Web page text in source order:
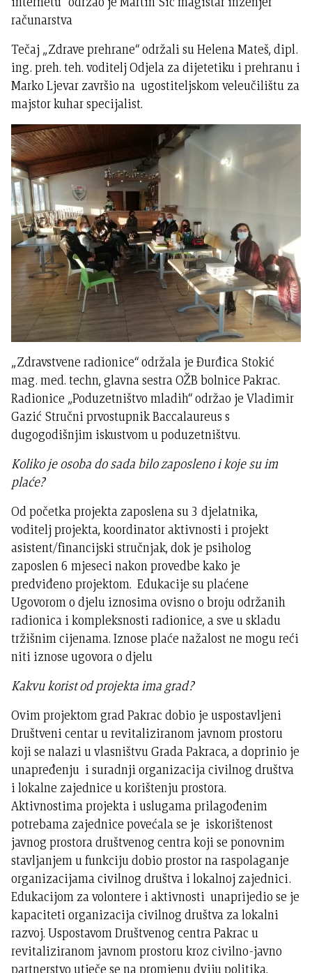
računarstva
Tečaj „Zdrave prehrane“ održali su Helena Mateš, dipl.
ing. preh. teh. voditelj Odjela za dijetetiku i prehranu i
Marko Ljevar završio na ugostiteljskom veleučilištu za
majstor kuhar specijalist.
„Zdravstvene radionice“ održala je Đurđica Stokić
mag. med. techn, glavna sestra OŽB bolnice Pakrac.
Radionice „Poduzetništvo mladih“ održao je Vladimir
Gazić Stručni prvostupnik Baccalaureus s
dugogodišnjim iskustvom u poduzetništvu.
Koliko je osoba do sada bilo zaposlenoi koje su im
plaće?
Od početka projekta zaposlena su 3 djelatnika,
voditelj projekta, koordinator aktivnosti i projekt
asistent/financijski stručnjak, dok je psiholog
zaposlen 6 mjeseci nakon provedbe kako je
predviđeno projektom. Edukacije su plaćene
Ugovorom o djelu iznosima ovisno o broju održanih
radionica i kompleksnosti radionice, a sve u skladu
tržišnim cijenama. Iznose plaće nažalost ne mogu reći
niti iznose ugovora o djelu
Kakvu korist od projekta ima grad?
Ovim projektom grad Pakrac dobio je uspostavljeni
Društveni centar u revitaliziranom javnom prostoru
koji se nalazi u vlasništvu Grada Pakraca, a doprinio je
unapređenju i suradnji organizacija civilnog društva
i lokalne zajednice u korištenju prostora.
Aktivnostima projekta i uslugama prilagođenim
potrebama zajednice povećala se je iskorištenost
javnog prostora društvenog centra koji se ponovnim
stavljanjem u funkciju dobio prostor na raspolaganje
organizacijama civilnog društva i lokalnoj zajednici.
Edukacijom za volontere i aktivnosti unaprijedio se je
kapaciteti organizacija civilnog društva za lokalni
razvoj. Uspostavom Društvenog centra Pakrac u
revitaliziranom javnom prostoru kroz civilno-javno
partnerstvo utječe se na promjenu dviju politika,